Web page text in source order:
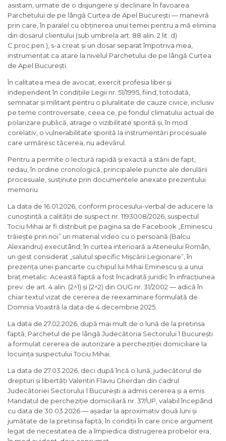
asistam, urmate de o disjungere și declinare în favoarea
Parchetului de pe lângă Curtea de Apel București — manevră
prin care, în paralel cu obținerea unui temei pentru a mă elimina
din dosarul clientului (sub umbrela art. 88 alin. 2 lit. d)
C.proc.pen.), s-a creat și un dosar separat împotriva mea,
instrumentat ca atare la nivelul Parchetului de pe lângă Curtea
de Apel București.
În calitatea mea de avocat, exercit profesia liber și
independent în condițiile Legii nr. 51/1995, fiind, totodată,
semnatar și militant pentru o pluralitate de cauze civice, inclusiv
pe teme controversate, ceea ce, pe fondul climatului actual de
polarizare publică, atrage o vizibilitate sporită și, în mod
corelativ, o vulnerabilitate sporită la instrumentări procesuale
care urmăresc tăcerea, nu adevărul.
Pentru a permite o lectură rapidă și exactă a stării de fapt,
redau, în ordine cronologică, principalele puncte ale derulării
procesuale, susținute prin documentele anexate prezentului
memoriu.
La data de 16.01.2026, conform procesului-verbal de aducere la
cunoștință a calității de suspect nr. 1193008/2026, suspectul
Tociu Mihai ar fi distribuit pe pagina sa de Facebook „Eminescu
trăiește prin noi” un material video cu o persoană (Balcu
Alexandru) executând, în curtea interioară a Ateneului Român,
un gest considerat „salutul specific Mișcării Legionare”, în
prezența unei pancarte cu chipul lui Mihai Eminescu și a unui
braț metalic. Această faptă a fost încadrată juridic în infracțiunea
prev. de art. 4 alin. (2^1) și (2^2) din OUG nr. 31/2002 — adică în
chiar textul vizat de cererea de reexaminare formulată de
Domnia Voastră la data de 4 decembrie 2025.
La data de 27.02.2026, după mai mult de o lună de la pretinsa
faptă, Parchetul de pe lângă Judecătoria Sectorului 1 București
a formulat cererea de autorizare a percheziției domiciliare la
locuința suspectului Tociu Mihai.
La data de 27.03.2026, deci după încă o lună, judecătorul de
drepturi și libertăți Valentin Flaviu Gherdan din cadrul
Judecătoriei Sectorului 1 București a admis cererea și a emis
Mandatul de percheziție domiciliară nr. 37/UP, valabil începând
cu data de 30.03.2026 — așadar la aproximativ două luni și
jumătate de la pretinsa faptă, în condiții în care orice argument
legat de necesitatea de a împiedica distrugerea probelor era,